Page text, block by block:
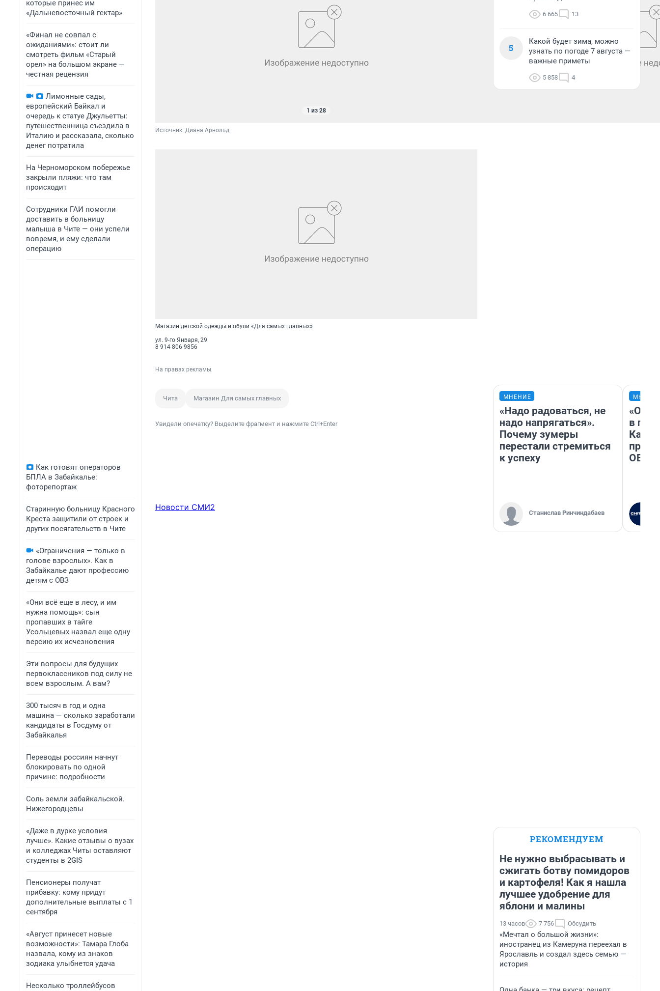
которые принес им
«Дальневосточный гектар»
«Финал не совпал с
ожиданиями»: стоит ли
смотреть фильм «Старый
орел» на большом экране —
честная рецензия
Лимонные сады,
европейский Байкал и
очередь к статуе Джульетты:
путешественница съездила в
Италию и рассказала, сколько
денег потратила
На Черноморском побережье
закрыли пляжи: что там
происходит
Сотрудники ГАИ помогли
доставить в больницу
малыша в Чите — они успели
вовремя, и ему сделали
операцию
Как готовят операторов
БПЛА в Забайкалье:
фоторепортаж
Старинную больницу Красного
Креста защитили от строек и
других посягательств в Чите
«Ограничения — только в
голове взрослых». Как в
Забайкалье дают профессию
детям с ОВЗ
«Они всё еще в лесу, и им
нужна помощь»: сын
пропавших в тайге
Усольцевых назвал еще одну
версию их исчезновения
Эти вопросы для будущих
первоклассников под силу не
всем взрослым. А вам?
300 тысяч в год и одна
машина — сколько заработали
кандидаты в Госдуму от
Забайкалья
Переводы россиян начнут
блокировать по одной
причине: подробности
Соль земли забайкальской.
Нижегородцевы
«Даже в дурке условия
лучше». Какие отзывы о вузах
и колледжах Читы оставляют
студенты в 2GIS
Пенсионеры получат
прибавку: кому придут
дополнительные выплаты с 1
сентября
«Август принесет новые
возможности»: Тамара Глоба
назвала, кому из знаков
зодиака улыбнется удача
Несколько троллейбусов
1 из 28
Источник: Диана Арнольд
Магазин детской одежды и обуви «Для самых главных»
ул. 9-го Января, 29
8 914 806 9856
На правах рекламы.
Чита Магазин Для самых главных
Увидели опечатку? Выделите фрагмент и нажмите Ctrl+Enter
Новости СМИ2
6 665 13
5
Какой будет зима, можно
узнать по погоде 7 августа —
важные приметы
5 858 4
МНЕНИЕ
«Надо радоваться, не
надо напрягаться».
Почему зумеры
перестали стремиться
к успеху
Станислав Ринчиндабаев
в
Как в
ОВЗ
РЕКОМЕНДУЕМ
Не нужно выбрасывать и
сжигать ботву помидоров
и картофеля! Как я нашла
лучшее удобрение для
яблони и малины
13 часов 7 756 Обсудить
«Мечтал о большой жизни»:
иностранец из Камеруна переехал в
Ярославль и создал здесь семью —
история